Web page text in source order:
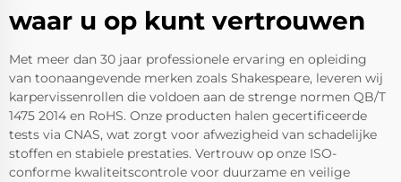
waar u op kunt vertrouwen
Met meer dan 30 jaar professionele ervaring en opleiding
van toonaangevende merken zoals Shakespeare, leveren wij
karpervissenrollen die voldoen aan de strenge normen QB/T
1475 2014 en RoHS. Onze producten halen gecertificeerde
tests via CNAS, wat zorgt voor afwezigheid van schadelijke
stoffen en stabiele prestaties. Vertrouw op onze ISO-
conforme kwaliteitscontrole voor duurzame en veilige